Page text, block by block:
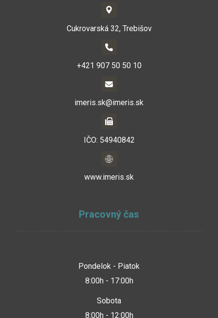
Cukrovarská 32, Trebišov
+421 907 50 50 10
imeris.sk@imeris.sk
IČO: 54940842
www.imeris.sk
Pracovný čas
Pondelok - Piatok
8:00h - 17:00h
Sobota
8:00h - 12:00h